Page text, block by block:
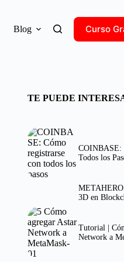
Blog Curso
TE PUEDE
COINBASE:
Todos los
3D en
Tutorial |
Network a